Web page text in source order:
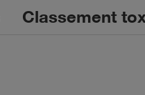
Classement